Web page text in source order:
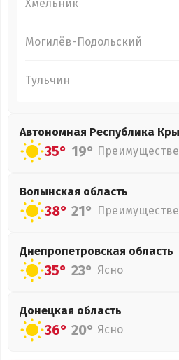
Хмельник
Могилёв-Подольский
Тульчин
Автономная Республика
35° 19°
Волынская область
38° 21°
Днепропетровская область
35° 23° Ясно
Донецкая область
36° 20° Ясно